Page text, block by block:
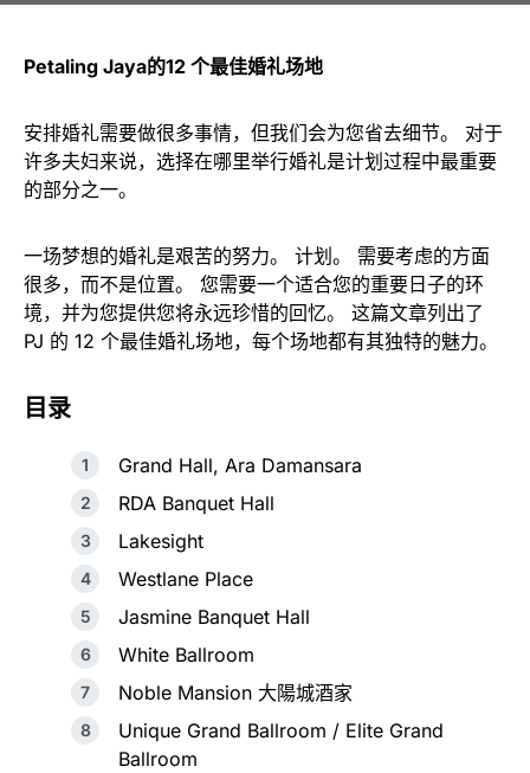
Petaling Jaya的12 个最佳婚礼场地
安排婚礼需要做很多事情，但我们会为您省去细节。 对于
许多夫妇来说，选择在哪里举行婚礼是计划过程中最重要
的部分之一。
一场梦想的婚礼是艰苦的努力。 计划。 需要考虑的方面
很多，而不是位置。 您需要一个适合您的重要日子的环
境，并为您提供您将永远珍惜的回忆。 这篇文章列出了
PJ 的 12 个最佳婚礼场地，每个场地都有其独特的魅力。
目录
Grand Hall, Ara Damansara
RDA Banquet Hall
Lakesight
Westlane Place
Jasmine Banquet Hall
White Ballroom
Noble Mansion 大陽城酒家
Unique Grand Ballroom / Elite Grand
Ballroom